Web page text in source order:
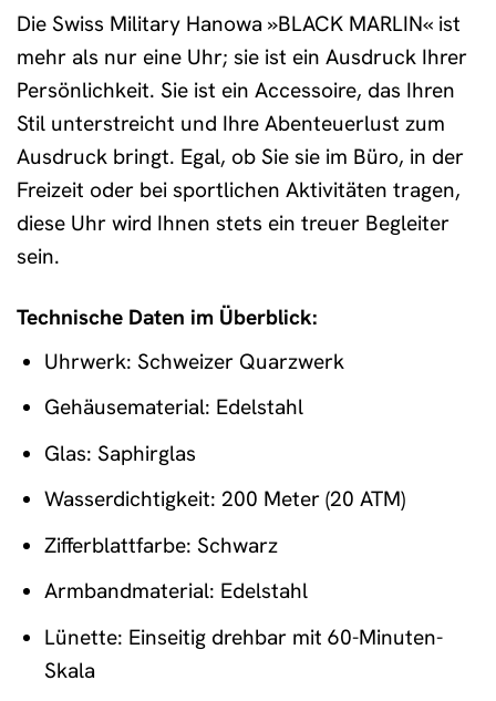
Die Swiss Military Hanowa »BLACK MARLIN« ist
mehr als nur eine Uhr; sie ist ein Ausdruck Ihrer
Persönlichkeit. Sie ist ein Accessoire, das Ihren
Stil unterstreicht und Ihre Abenteuerlust zum
Ausdruck bringt. Egal, ob Sie sie im Büro, in der
Freizeit oder bei sportlichen Aktivitäten tragen,
diese Uhr wird Ihnen stets ein treuer Begleiter
sein.
Technische Daten im Überblick:
Uhrwerk: Schweizer Quarzwerk
Gehäusematerial: Edelstahl
Glas: Saphirglas
Wasserdichtigkeit: 200 Meter (20 ATM)
Zifferblattfarbe: Schwarz
Armbandmaterial: Edelstahl
Lünette: Einseitig drehbar mit 60-Minuten-
Skala